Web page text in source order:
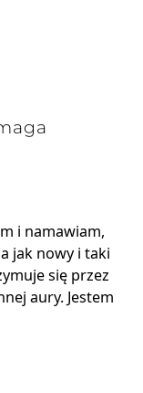
i namawiam,
jak nowy i taki
się przez
aury. Jestem